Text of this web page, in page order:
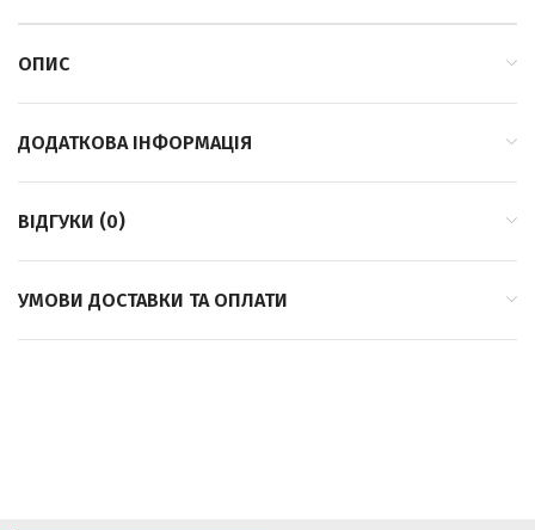
ОПИС
ДОДАТКОВА ІНФОРМАЦІЯ
ВІДГУКИ (0)
УМОВИ ДОСТАВКИ ТА ОПЛАТИ